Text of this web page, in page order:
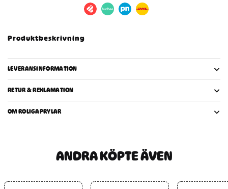
Produktbeskrivning
LEVERANSINFORMATION
RETUR & REKLAMATION
OM ROLIGAPRYLAR
ANDRA KÖPTE ÄVEN